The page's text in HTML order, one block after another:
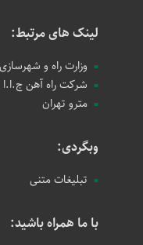
لینک های مرتبط:
وزارت راه و شهرسازی
شرکت راه آهن ج.ا.ا
مترو تهران
وبگردی:
تبلیغات متنی
با ما همراه باشید: